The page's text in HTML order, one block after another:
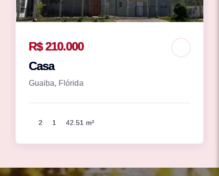
R$ 210.000
Casa
Guaiba, Flórida
2 1 42.51 m²